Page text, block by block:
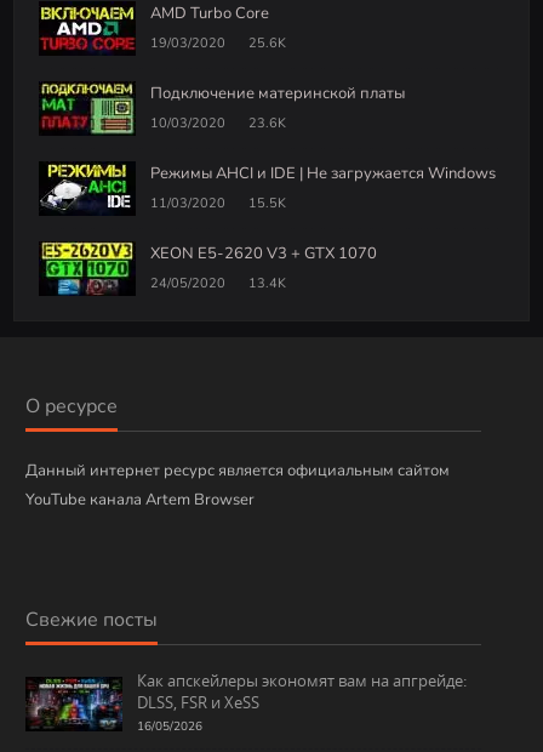
AMD Turbo Core
19/03/2020 25.6K
Подключение материнской платы
10/03/2020 23.6K
Режимы AHCI и IDE | Не загружается Windows
11/03/2020 15.5K
XEON E5-2620 V3 + GTX 1070
24/05/2020 13.4K
О ресурсе
Данный интернет ресурс является официальным сайтом
YouTube канала Artem Browser
Свежие посты
Как апскейлеры экономят вам на апгрейде:
DLSS, FSR и XeSS
16/05/2026